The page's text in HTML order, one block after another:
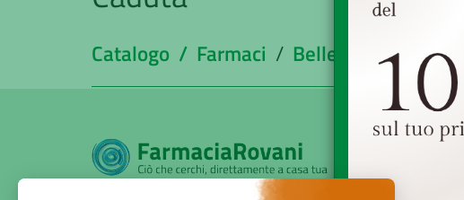
Catalogo / Farmaci / Bellezza /Capelli/